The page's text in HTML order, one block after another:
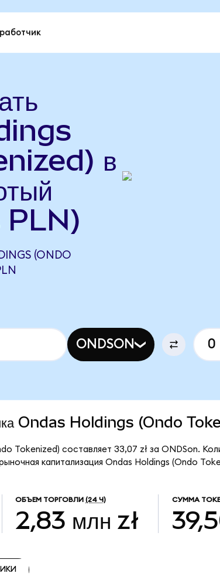
в
PLN)
(ONDO
ONDSON
Ondas Holdings (Ondo
Tokenized) составляет 33,07 zł за ONDSon.
капитализация Ondas Holdings (Ondo
ОБЪЕМ ТОРГОВЛИ (24 Ч)
2,83 млн zł
СУММА